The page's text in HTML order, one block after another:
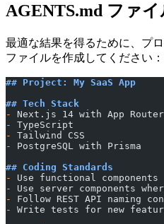
AGENTS.md ファ
最適な結果を得るために、プ
ファイルを作成してください：
## Project: My SaaS App
## Tech Stack
-
Next.js 14 with App Router
-
TypeScript
-
Tailwind CSS
-
PostgreSQL with Prisma
## Coding Standards
-
Use functional components
-
Use server components
-
Follow REST API naming
-
Write tests for new